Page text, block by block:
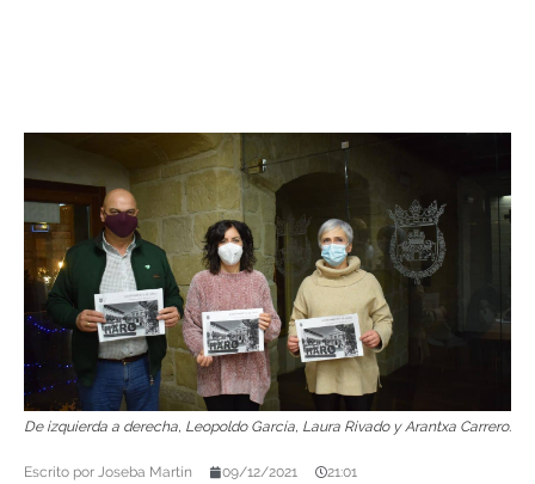
De izquierda a derecha, Leopoldo García, Laura Rivado y Arantxa Carrero.
Escrito por Joseba Martín 09/12/2021 21:01